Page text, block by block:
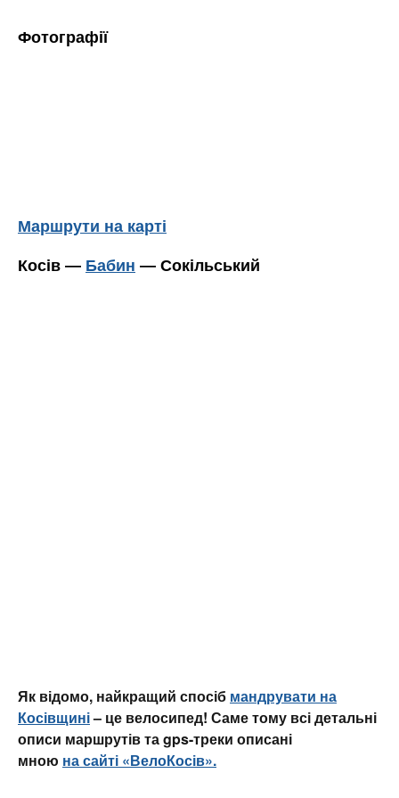
Фотографії
Маршрути на карті
Косів — Бабин — Сокільський
Як відомо, найкращий спосіб мандрувати на
Косівщині– це велосипед! Саме тому всі детальні
описи маршрутів та gps-треки описані
мною на сайті «ВелоКосів».